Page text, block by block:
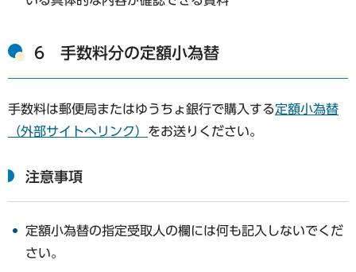
6 手数料分の定額小為替
手数料は郵便局またはゆうちょ銀行で購入する定額小為替
（外部サイトへリンク） をお送りください。
注意事項
定額小為替の指定受取人の欄には何も記入しないでくだ
さい。